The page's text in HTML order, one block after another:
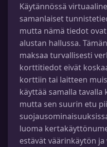
Käytännössä
samanlaiset
mutta nämä tiedot
alustan hallussa.
maksaa turvallisesti
korttitiedot eivät
korttiin tai laitteen
käyttää samalla
mutta sen suurin etu
luoma
estävät väärinkäytön